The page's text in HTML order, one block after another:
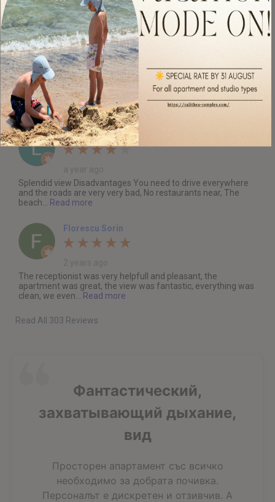
Very clean and big apartments. Great view! I highly recomend
the location.
Theo CF
a year ago
Beautiful place, it's actually "just like in the pictures". The view
is amazing, the apartment was roomy and clean, everything...
Read more
Liviu Nica
Splendid view Disadvantages You need to drive everywhere
and the roads are very very bad, No restaurants near, The
beach...
Read more
Florescu Sorin
The receptionist was very helpfull and pleasant, the
apartment was great, the view was fantastic, everything was
clean, we even...
Read more
Read All 303 Reviews
Фантастический,
захватывающий дыхание,
вид
Просторен апартамент със всичко
необходимо за добрата почивка.
Персоналът е дискретен и отзивчив. А